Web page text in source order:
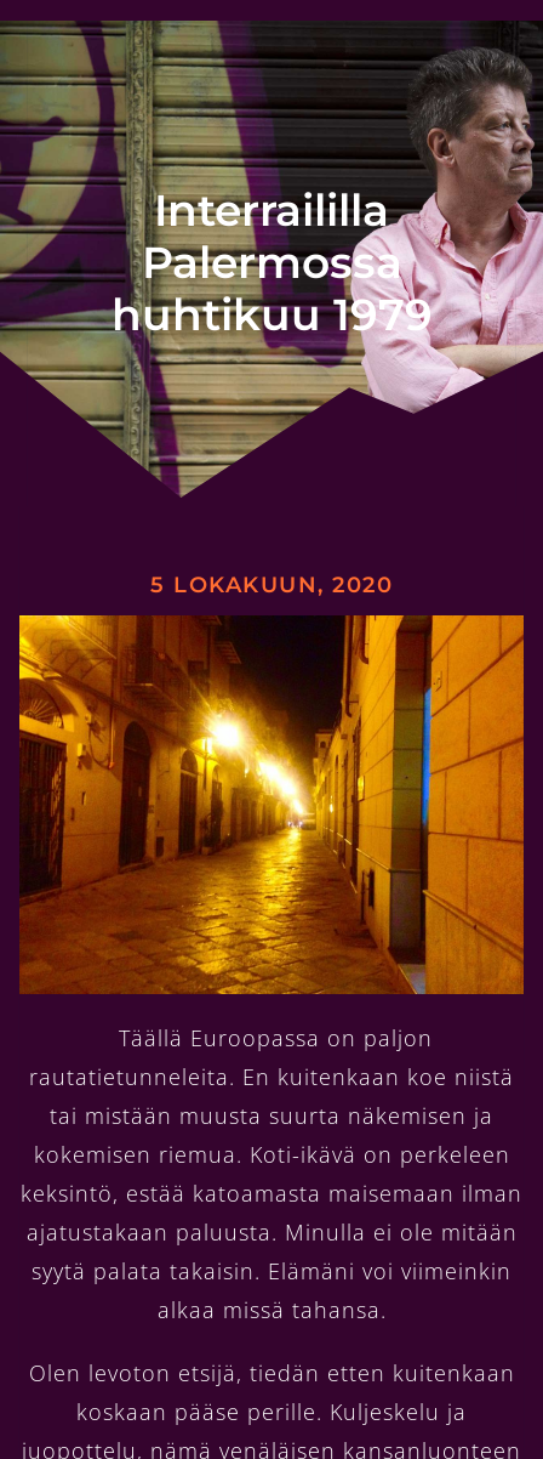
Interraililla
Palermossa
huhtikuu 1979
5 LOKAKUUN, 2020
Täällä Euroopassa on paljon
rautatietunneleita. En kuitenkaan koe niistä
tai mistään muusta suurta näkemisen ja
kokemisen riemua. Koti-ikävä on perkeleen
keksintö, estää katoamasta maisemaan ilman
ajatustakaan paluusta. Minulla ei ole mitään
syytä palata takaisin. Elämäni voi viimeinkin
alkaa missä tahansa.
Olen levoton etsijä, tiedän etten kuitenkaan
koskaan pääse perille. Kuljeskelu ja
juopottelu, nämä venäläisen kansanluonteen